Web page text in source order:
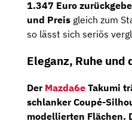
1.347 Euro
und Preis gleich zum
so lässt sich seriös
Eleganz, Ruhe
Der Mazda6e Takumi
schlanker Coupé-
modellierten Flächen.